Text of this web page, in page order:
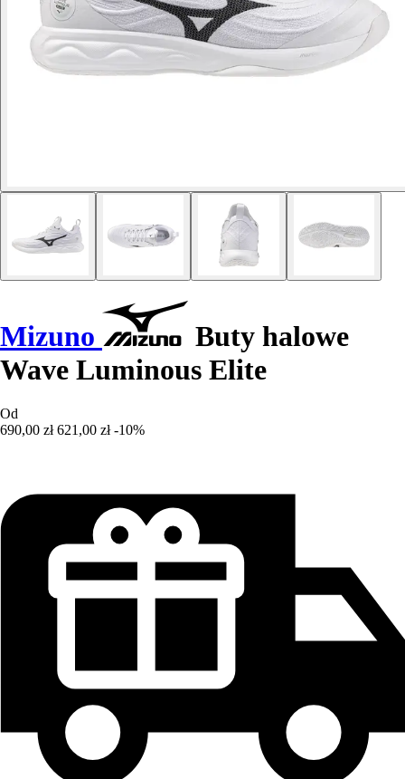
Mizuno
Buty halowe
Wave Luminous Elite
Od
690,00 zł 621,00 zł -10%